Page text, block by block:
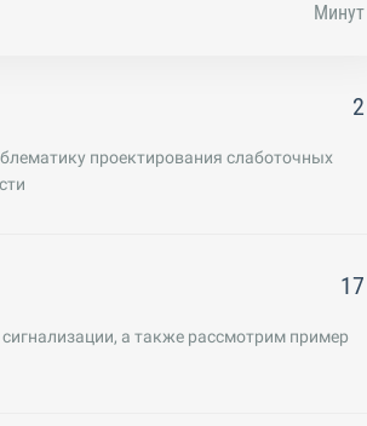
Минут
2
проектирования слаботочных
17
а также рассмотрим пример